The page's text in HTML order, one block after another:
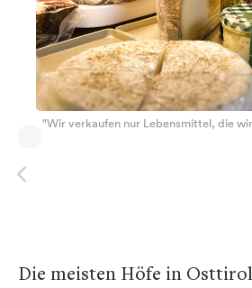
"Wir verkaufen nur Lebensmittel, die
Die meisten Höfe in